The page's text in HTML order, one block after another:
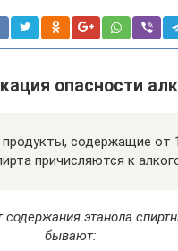
опасности
содержащие от
причисляются к
содержания этанола
бывают: